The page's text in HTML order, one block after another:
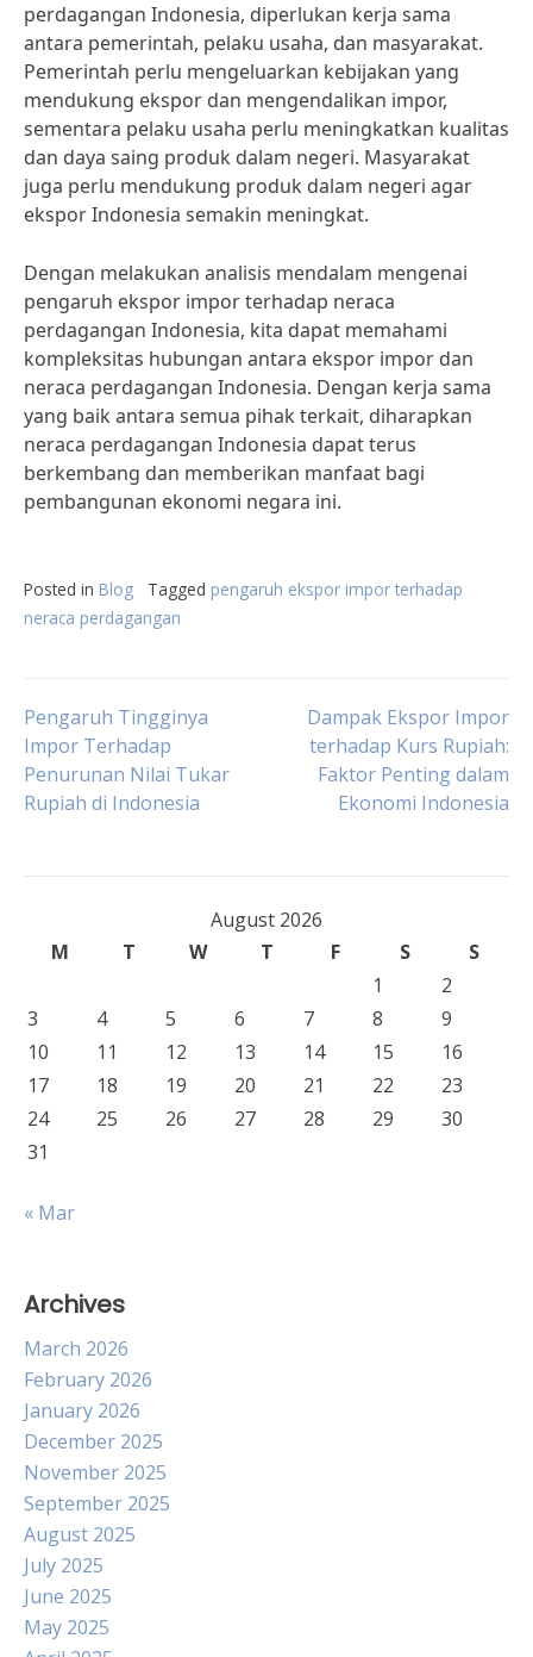
perdagangan Indonesia, diperlukan kerja sama
antara pemerintah, pelaku usaha, dan masyarakat.
Pemerintah perlu mengeluarkan kebijakan yang
mendukung ekspor dan mengendalikan impor,
sementara pelaku usaha perlu meningkatkan kualitas
dan daya saing produk dalam negeri. Masyarakat
juga perlu mendukung produk dalam negeri agar
ekspor Indonesia semakin meningkat.
Dengan melakukan analisis mendalam mengenai
pengaruh ekspor impor terhadap neraca
perdagangan Indonesia, kita dapat memahami
kompleksitas hubungan antara ekspor impor dan
neraca perdagangan Indonesia. Dengan kerja sama
yang baik antara semua pihak terkait, diharapkan
neraca perdagangan Indonesia dapat terus
berkembang dan memberikan manfaat bagi
pembangunan ekonomi negara ini.
Posted in Blog Tagged pengaruh ekspor impor terhadap
neraca perdagangan
Post
navigation
Pengaruh Tingginya
Impor Terhadap
Penurunan Nilai Tukar
Rupiah di Indonesia
Dampak Ekspor Impor
terhadap Kurs Rupiah:
Faktor Penting dalam
Ekonomi Indonesia
August 2026
M
T W T F S
S
1
2
3
4 5 6 7 8
9
10
11 12 13 14 15
16
17
18 19 20 21 22
23
24
25 26 27 28 29
30
31
« Mar
Archives
March 2026
February 2026
January 2026
December 2025
November 2025
September 2025
August 2025
July 2025
June 2025
May 2025